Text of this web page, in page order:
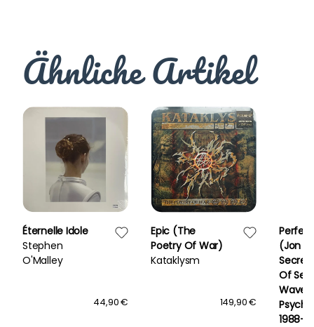
Ähnliche Artikel
Éternelle Idole
Stephen
O'Malley
44,90 €
Epic (The
Poetry Of War)
Kataklysm
149,90 €
(Jon
Secret
Of
Wave
1988-